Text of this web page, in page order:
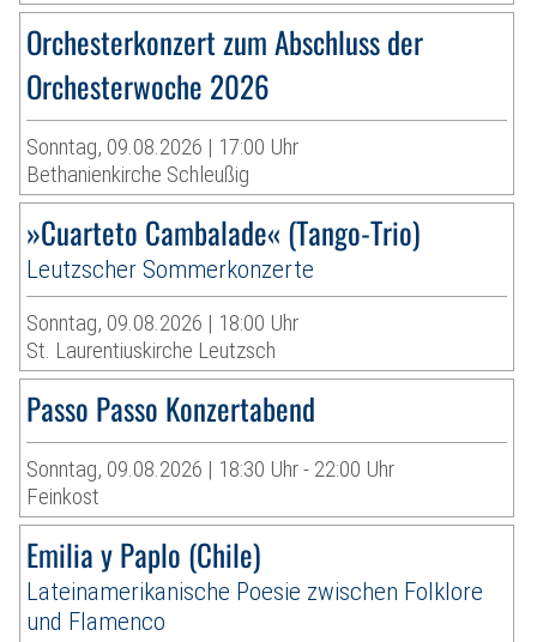
Orchesterkonzert zum Abschluss der
Orchesterwoche 2026
Sonntag, 09.08.2026 | 17:00 Uhr
Bethanienkirche Schleußig
»Cuarteto Cambalade« (Tango-Trio)
Leutzscher Sommerkonzerte
Sonntag, 09.08.2026 | 18:00 Uhr
St. Laurentiuskirche Leutzsch
Passo Passo Konzertabend
Sonntag, 09.08.2026 | 18:30 Uhr - 22:00 Uhr
Feinkost
Emilia y Paplo (Chile)
Lateinamerikanische Poesie zwischen Folklore
und Flamenco